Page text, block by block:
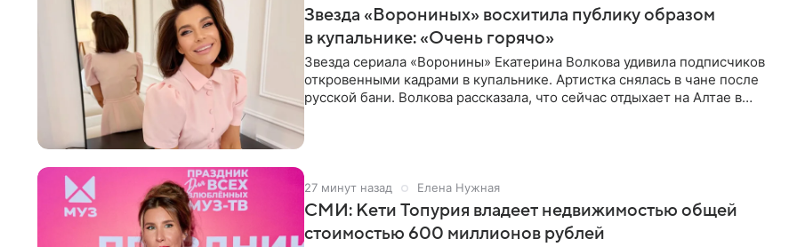
Звезда «Ворониных» восхитила публику образом
в купальнике: «Очень горячо»
Звезда сериала «Воронины» Екатерина Волкова удивила подписчиков
откровенными кадрами в купальнике. Артистка снялась в чане после
русской бани. Волкова рассказала, что сейчас отдыхает на Алтае в
27 минут назад Елена Нужная
СМИ: Кети Топурия владеет недвижимостью общей
стоимостью 600 миллионов рублей